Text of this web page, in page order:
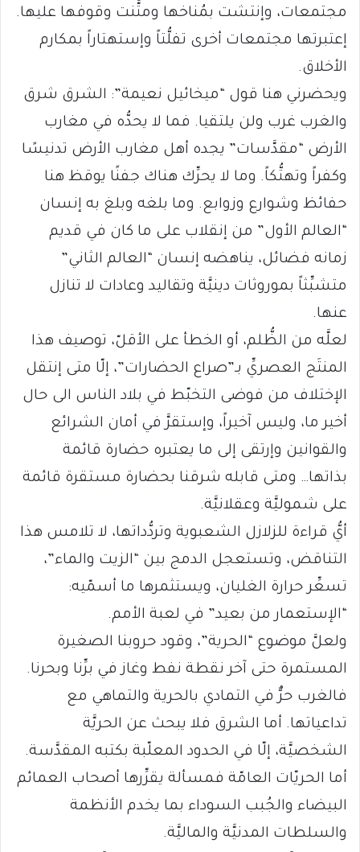
مجتمعات، وإنتشت بمُناخها ومتَّنت وقوفها عليها.
إعتبرتها مجتمعات أخرى تفلُّتاً وإستهتاراً بمكارم
الأخلاق.
ويحضرني هنا قول “ميخائيل نعيمة”: الشرق شرق
والغرب غرب ولن يلتقيا. فما لا يحدُّه في مغارب
الأرض “مقدَّسات” يجده أهل مغارب الأرض تدنيسًا
وكفراً وتهتُّكاً. وما لا يحرِّك هناك جفنًا يوقظ هنا
حفائظ وشوارع وزوابع. وما بلغه وبلغ به إنسان
“العالم الأول” من إنقلاب على ما كان في قديم
زمانه فضائل، يناهضه إنسان “العالم الثاني”
متشبِّثاً بموروثات دينيَّة وتقاليد وعادات لا تنازل
عنها.
لعلَّه من الظُّلم، أو الخطأ على الأقلّ، توصيف هذا
المنتَج العصريِّ بـ”صراع الحضارات”، إلّا متى إنتقل
الإختلاف من فوضى التخبّط في بلاد الناس الى حال
أخير ما، وليس آخيراً، وإستقرَّ في أمان الشرائع
والقوانين وإرتقى إلى ما يعتبره حضارة قائمة
بذاتها… ومتى قابله شرقنا بحضارة مستقرة قائمة
على شموليَّة وعقلانيَّة.
أيُّ قراءة للزلازل الشعبوية وتردُّداتها، لا تلامس هذا
التناقض، وتستعجل الدمج بين “الزيت والماء”،
تسعِّر حرارة الغليان، ويستثمرها ما أسمّيه:
“الإستعمار من بعيد” في لعبة الأمم.
ولعلَّ موضوع “الحرية”، وقود حروبنا الصغيرة
المستمرة حتى آخر نقطة نفط وغاز في برِّنا وبحرنا.
فالغرب حرٌّ في التمادي بالحرية والتماهي مع
تداعياتها. أما الشرق فلا يبحث عن الحريَّة
الشخصيَّة، إلّا في الحدود المعلّبة بكتبه المقدَّسة.
أما الحريّات العامّة فمسألة يقرِّرها أصحاب العمائم
البيضاء والجُبب السوداء بما يخدم الأنظمة
والسلطات المدنيَّة والماليَّة.